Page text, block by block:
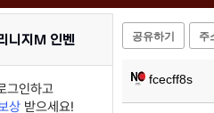
니지M 인벤
그인하고
상 받으세요!
공유하기 주
fcecff8s